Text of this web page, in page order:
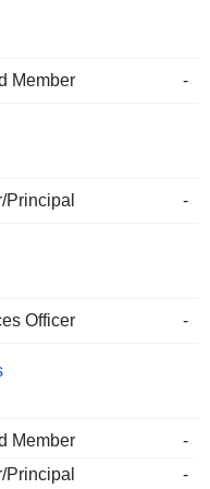
Member -
Principal -
Officer -
Member
-
Principal
-